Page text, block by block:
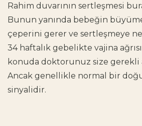
Rahim duvarının sertleşmesi
Bunun yanında bebeğin
çeperini gerer ve sertleşmeye
34 haftalık gebelikte vajina
konuda doktorunuz size gerekli
Ancak genellikle normal bir
sinyalidir.